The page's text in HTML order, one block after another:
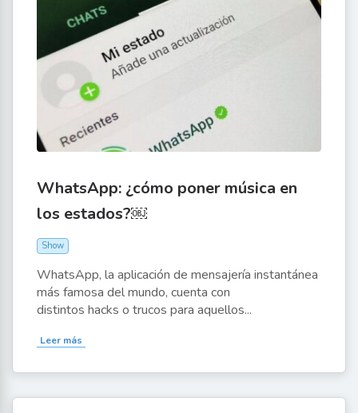
WhatsApp: ¿cómo poner música en
los estados?￼
Show
WhatsApp, la aplicación de mensajería instantánea
más famosa del mundo, cuenta con
distintos hacks o trucos para aquellos...
Leer más